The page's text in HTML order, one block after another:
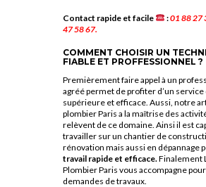
Contact rapide et facile :01 88 27
47 58 67.
COMMENT CHOISIR UN
FIABLE ET PROFFESSIONNEL ?
Premièrement faire appel à un
agréé permet de profiter d’un
supérieure et efficace. Aussi, notre
plombier Paris a la maîtrise des
relèvent de ce domaine. Ainsi il est
travailler sur un chantier de
rénovation mais aussi en dépannage
travail rapide et efficace. Finalement
Plombier Paris vous accompagne
demandes de travaux.